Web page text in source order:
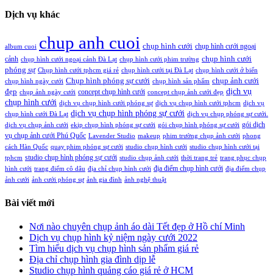
Dịch vụ khác
album cuoi chup anh cuoi chụp hình cưới chụp hình cưới ngoại
cảnh chụp hình cưới ngoại cảnh Đà Lạt chụp hình cưới phim trường chụp hình cưới
phóng sự Chụp hình cưới tphcm giá rẻ chụp hình cưới tại Đà Lạt chụp hình cưới ở biển
chụp hình ngày cưới Chụp hình phóng sự cưới chụp hình sản phẩm chụp ảnh cưới
đẹp chụp ảnh ngày cưới concept chụp hình cưới concept chụp ảnh cưới đẹp dịch vụ
chụp hình cưới dịch vụ chụp hình cưới phóng sự dịch vụ chụp hình cưới tphcm dịch vụ
chụp hình cưới Đà Lạt dịch vụ chụp hình phóng sự cưới dịch vụ chụp phóng sự cưới.
dịch vụ chụp ảnh cưới ekip chụp hình phóng sự cưới gói chụp hình phóng sự cưới gói dịch
vụ chụp ảnh cưới Phú Quốc Lavender Studio makeup phim trường chụp ảnh cưới phong
cách Hàn Quốc quay phim phóng sự cưới studio chụp hình cưới studio chụp hình cưới tại
tphcm studio chụp hình phóng sự cưới studio chụp ảnh cưới thời trang trẻ trang phục chụp
hình cưới trang điểm cô dâu địa chỉ chụp hình cưới địa điểm chụp hình cưới địa điểm chụp
ảnh cưới ảnh cưới phóng sự ảnh gia đình ảnh nghệ thuật
Bài viết mới
Nơi nào chuyên chụp ảnh áo dài Tết đẹp ở Hồ chí Minh
Dịch vụ chụp hình kỷ niệm ngày cưới 2022
Tìm hiểu dịch vụ chụp hình sản phẩm giá rẻ
Địa chỉ chụp hình gia đình dịp lễ
Studio chụp hình quảng cáo giá rẻ ở HCM